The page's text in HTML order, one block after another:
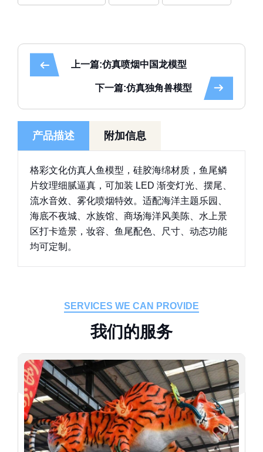
上一篇:仿真喷烟中国龙模型
下一篇:仿真独角兽模型
产品描述 附加信息
格彩文化仿真人鱼模型，硅胶海绵材质，鱼尾鳞
片纹理细腻逼真，可加装 LED 渐变灯光、摆尾、
流水音效、雾化喷烟特效。适配海洋主题乐园、
海底不夜城、水族馆、商场海洋风美陈、水上景
区打卡造景，妆容、鱼尾配色、尺寸、动态功能
均可定制。
SERVICES WE CAN PROVIDE
我们的服务